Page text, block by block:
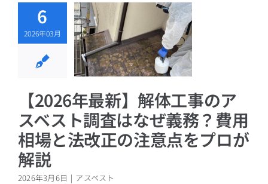
6
2026年03月
年最新】
のアスベ
査はなぜ
費用相場
正の注意
スベスト【2026年最新】解体工事のア
スベスト調査はなぜ義務？費用
相場と法改正の注意点をプロが
解説
2026年3月6日 | アスベスト